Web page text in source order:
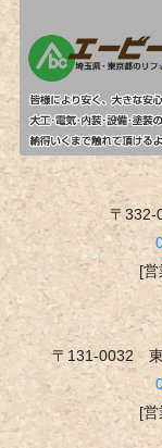
〒332-
[営業時
〒131-0032
[営業時